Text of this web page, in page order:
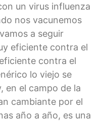
un virus influenza
nos vacunemos
a seguir
eficiente contra el
contra el
lo viejo se
en el campo de la
cambiante por el
año a año, es una